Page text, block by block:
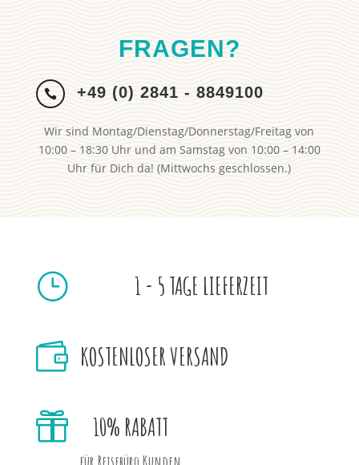
FRAGEN?
 +49 (0) 2841 - 8849100
Wir sind Montag/Dienstag/Donnerstag/Freitag von
10:00 – 18:30 Uhr und am Samstag von 10:00 – 14:00
Uhr für Dich da! (Mittwochs geschlossen.)
} 1 - 5 TAGE LIEFERZEIT
 KOSTENLOSER VERSAND
 10% RABATT